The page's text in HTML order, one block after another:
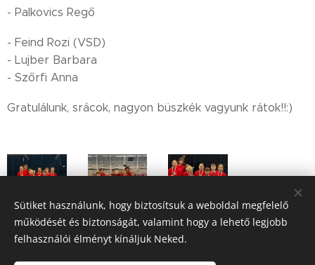
- Palkovics Regő
- Feind Rozi (VSD)
- Lujber Barbara
- Szőrfi Anna
Gratulálunk, srácok, nagyon büszkék vagyunk rátok!!:)
Sütiket használunk, hogy biztosítsuk a weboldal megfelelő
működését és biztonságát, valamint hogy a lehető legjobb
felhasználói élményt kínáljuk Neked.